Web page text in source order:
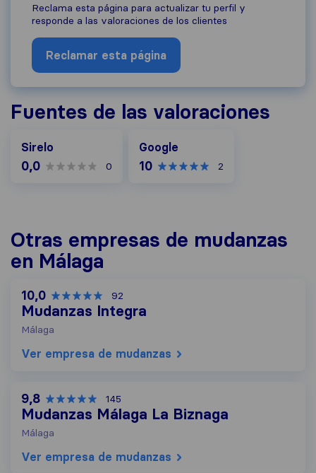
Reclama esta página para actualizar tu perfil y
responde a las valoraciones de los clientes
Reclamar esta página
Fuentes de las valoraciones
Sirelo
0,0 0
Google
10 2
Otras empresas de mudanzas
en Málaga
10,0 92
Mudanzas Integra
Málaga
Ver empresa de mudanzas
9,8 145
Mudanzas Málaga La Biznaga
Málaga
Ver empresa de mudanzas